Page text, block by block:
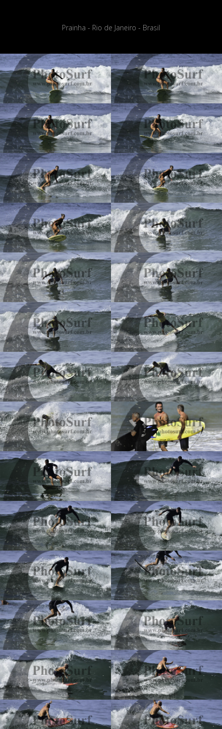
Prainha - Rio de Janeiro - Brasil